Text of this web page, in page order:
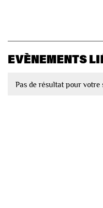
EVÈNEMENTS
Pas de résultat pour votre